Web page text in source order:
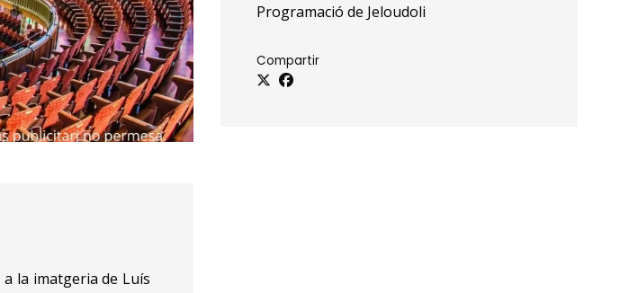
Programació de Jeloudoli
Compartir
a la imatgeria de Luís